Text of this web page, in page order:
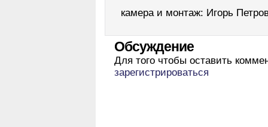
камера и монтаж: Игорь
Обсуждение
Для того чтобы оставить
зарегистрироваться